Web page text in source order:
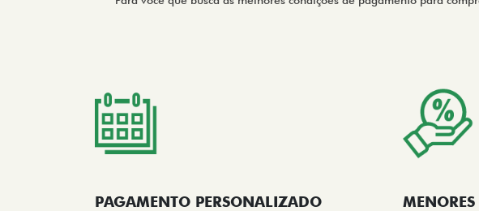
PAGAMENTO PERSONALIZADO MENORES